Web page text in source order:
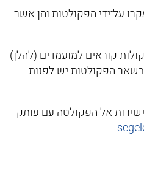
על־ידי הפקולטות והן אשר
קוראים למועמדים (להלן)
הפקולטות יש לפנות
אל הפקולטה עם עותק